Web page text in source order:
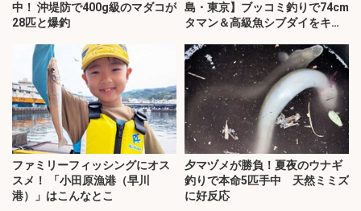
中！ 沖堤防で400g級のマダコが
28匹と爆釣
島・東京】ブッコミ釣りで74cm
タマン＆高級魚シブダイをキャ
ファミリーフィッシングにオス
スメ！ 「小田原漁港（早川
港）」はこんなとこ
夕マヅメが勝負！夏夜のウナギ
釣りで本命5匹手中 天然ミミズ
に好反応